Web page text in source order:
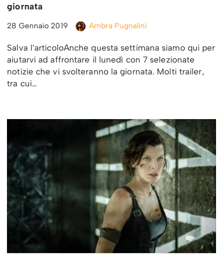
giornata
28 Gennaio 2019 Ambra Pugnalini
Salva l’articoloAnche questa settimana siamo qui per
aiutarvi ad affrontare il lunedì con 7 selezionate
notizie che vi svolteranno la giornata. Molti trailer,
tra cui…